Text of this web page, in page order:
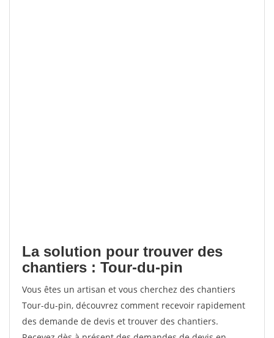
La solution pour trouver des
chantiers : Tour-du-pin
Vous êtes un artisan et vous cherchez des chantiers
Tour-du-pin, découvrez comment recevoir rapidement
des demande de devis et trouver des chantiers.